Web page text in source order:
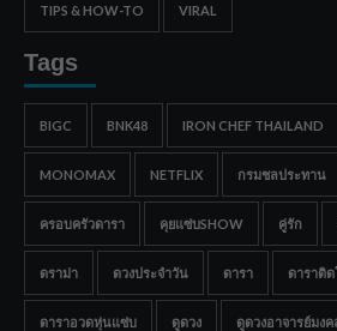
TIPS & HOW-TO VIRAL
Tags
BIGC BNK48 IRON CHEF THAILAND
MONOMAX NETFLIX กรมชลประทาน
ครอบครัวดารา คุยแซ่บSHOW คู่รัก
ดราม่า ดวงประจำวัน ดารา ดาราติ
ดาราอวดหุ่นแซ่บ ดูดวง ดูดวงอาจารย์มงค